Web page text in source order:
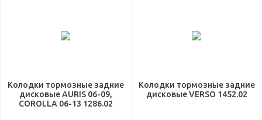
Колодки тормозные задние
дисковые AURIS 06-09,
COROLLA 06-13 1286.02
Колодки тормозные задние
дисковые VERSO 1452.02